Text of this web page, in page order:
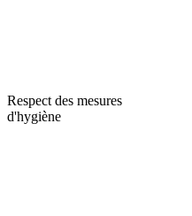
Respect des mesures
d'hygiène